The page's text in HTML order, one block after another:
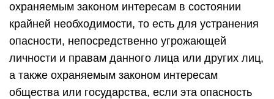
охраняемым законом интересам в состоянии
крайней необходимости, то есть для устранения
опасности, непосредственно угрожающей
личности и правам данного лица или других лиц,
а также охраняемым законом интересам
общества или государства, если эта опасность